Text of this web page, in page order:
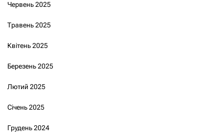
Червень 2025
Травень 2025
Квітень 2025
Березень 2025
Лютий 2025
Січень 2025
Грудень 2024